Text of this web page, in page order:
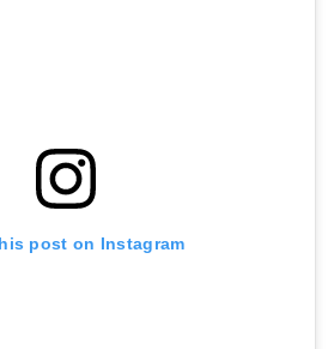
post on Instagram